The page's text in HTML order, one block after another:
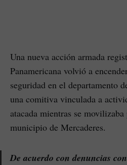
Una nueva acción armada
Panamericana volvió a
seguridad en el departamento
una comitiva vinculada a
atacada mientras se
municipio de Mercaderes.
De acuerdo con denuncias